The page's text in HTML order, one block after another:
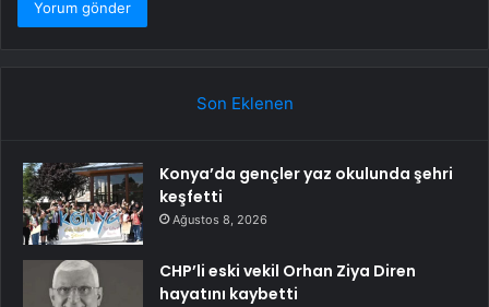
Son Eklenen
Konya’da gençler yaz okulunda şehri
keşfetti
Ağustos 8, 2026
CHP’li eski vekil Orhan Ziya Diren
hayatını kaybetti